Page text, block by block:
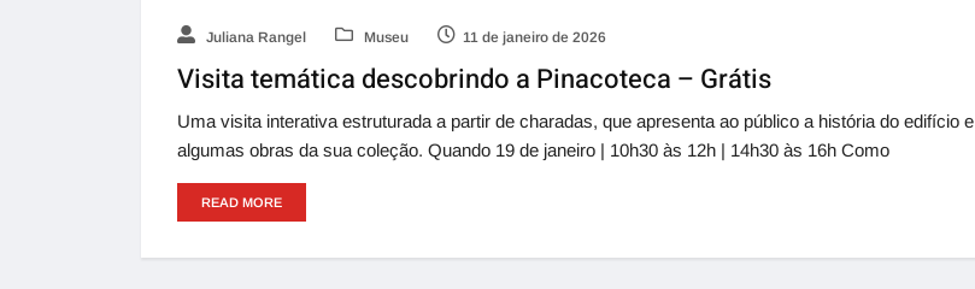
Juliana Rangel Museu 11 de janeiro de 2026
Visita temática descobrindo a Pinacoteca – Grátis
Uma visita interativa estruturada a partir de charadas, que apresenta ao público a história do edifício e
algumas obras da sua coleção. Quando 19 de janeiro | 10h30 às 12h | 14h30 às 16h Como
READ MORE